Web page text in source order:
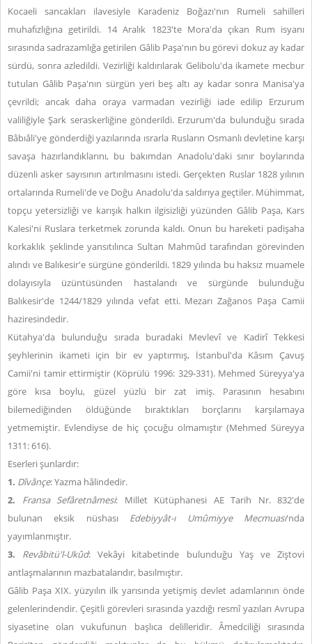
Kocaeli sancakları ilavesiyle Karadeniz Boğazı'nın Rumeli sahilleri
muhafızlığına getirildi. 14 Aralık 1823'te Mora'da çıkan Rum isyanı
sırasında sadrazamlığa getirilen Gâlib Paşa'nın bu görevi dokuz ay kadar
sürdü, sonra azledildi. Vezirliği kaldırılarak Gelibolu'da ikamete mecbur
tutulan Gâlib Paşa'nın sürgün yeri beş altı ay kadar sonra Manisa'ya
çevrildi; ancak daha oraya varmadan vezirliği iade edilip Erzurum
valiliğiyle Şark seraskerliğine gönderildi. Erzurum'da bulunduğu sırada
Bâbıâli'ye gönderdiği yazılarında ısrarla Rusların Osmanlı devletine karşı
savaşa hazırlandıklarını, bu bakımdan Anadolu'daki sınır boylarında
düzenli asker sayısının artırılmasını istedi. Gerçekten Ruslar 1828 yılının
ortalarında Rumeli'de ve Doğu Anadolu'da saldırıya geçtiler. Mühimmat,
topçu yetersizliği ve karışık halkın ilgisizliği yüzünden Gâlib Paşa, Kars
Kalesi'ni Ruslara terketmek zorunda kaldı. Onun bu hareketi padişaha
korkaklık şeklinde yansıtılınca Sultan Mahmûd tarafından görevinden
alındı ve Balıkesir'e sürgüne gönderildi. 1829 yılında bu haksız muamele
dolayısıyla üzüntüsünden hastalandı ve sürgünde bulunduğu
Balıkesir'de 1244/1829 yılında vefat etti. Mezarı Zağanos Paşa Camii
haziresindedir.
Kütahya'da bulunduğu sırada buradaki Mevlevî ve Kadirî Tekkesi
şeyhlerinin ikameti için bir ev yaptırmış, İstanbul'da Kâsım Çavuş
Camii'ni tamir ettirmiştir (Köprülü 1996: 329-331). Mehmed Süreyya'ya
göre kısa boylu, güzel yüzlü bir zat imiş. Parasının hesabını
bilemediğinden öldüğünde bıraktıkları borçlarını karşılamaya
yetmemiştir. Evlendiyse de hiç çocuğu olmamıştır (Mehmed Süreyya
1311: 616).
Eserleri şunlardır:
1. Dîvânçe: Yazma hâlindedir.
2. Fransa Sefâretnâmesi: Millet Kütüphanesi AE Tarih Nr. 832'de
bulunan eksik nüshası Edebiyyât-ı Umûmiyye Mecmuası'nda
yayımlanmıştır.
3. Revâbitü'l-Ukûd: Vekâyi kitabetinde bulunduğu Yaş ve Ziştovi
antlaşmalarının mazbatalarıdır, basılmıştır.
Gâlib Paşa XIX. yüzyılın ilk yarısında yetişmiş devlet adamlarının önde
gelenlerindendir. Çeşitli görevleri sırasında yazdığı resmî yazıları Avrupa
siyasetine olan vukufunun başlıca delilleridir. Âmedciliği sırasında